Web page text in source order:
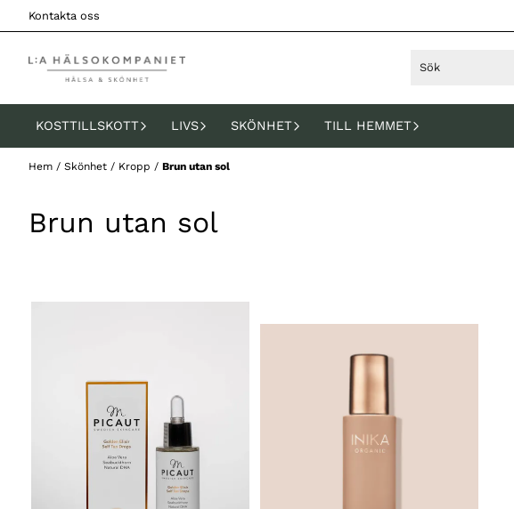
Hoppa till innehåll
Kontakta oss
KOSTTILLSKOTT LIVS SKÖNHET TILL HEMMET
Hem / Skönhet / Kropp / Brun utan sol
Brun utan sol